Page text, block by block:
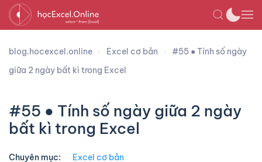
blog.hocexcel.online Excel cơ bản
#55 ● Tính số ngày
giữa 2 ngày bất kì trong Excel
#55 ● Tính số ngày giữa 2 ngày
bất kì trong Excel
Chuyên mục: Excel cơ bản